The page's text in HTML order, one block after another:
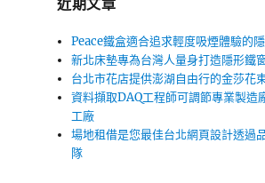
近期文章
Peace鐵盒適合追求輕度吸煙體驗的
新北床墊專為台灣人量身打造隱形鐵
台北市花店提供澎湖自由行的金莎花
資料擷取DAQ工程師可調節專業製造
工廠
場地租借是您最佳台北網頁設計透過
隊